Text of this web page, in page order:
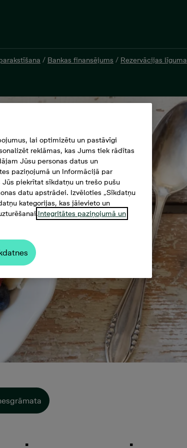
/ Bankas finansējums / Rezervācijas līguma
lai optimizētu un pastāvīgi
reklāmas, kas Jums tiek rādītas
Jūsu personas datus un
paziņojumā un Informācijā par
Jūs piekrītat sīkdatņu un trešo pušu
datu apstrādei. Izvēloties „Sīkdatņu
kategorijas, kas jāievieto un
Integritātes paziņojumā un